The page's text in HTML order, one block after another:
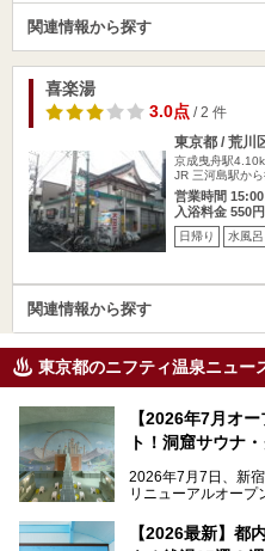
関連情報から探す
喜楽湯
3.0点/ 2 件
東京都 / 荒川
京成曳舟駅
JR 三河島駅か
営業時間
入浴料金 550
日帰り 水風呂
関連情報から探す
東京都のニフティ温泉ニュー
【2026年7月オ
ト！洞窟サウナ
2026年7月7日、新
リニューアルオープ
レトロでノスタル
を知る地元の人に
【2026最新】都